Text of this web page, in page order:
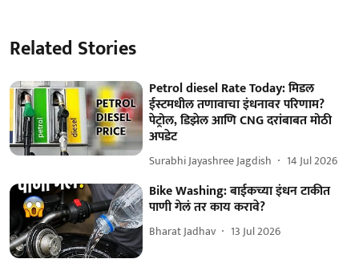
Related Stories
Petrol diesel Rate Today: मिडल
ईस्टमधील तणावाचा इंधनावर परिणाम?
पेट्रोल, डिझेल आणि CNG दरांबाबत मोठी
अपडेट
Surabhi Jayashree Jagdish 14 Jul 2026
Bike Washing: बाईकच्या इंधन टाकीत
पाणी गेलं तर काय करावे?
Bharat Jadhav 13 Jul 2026